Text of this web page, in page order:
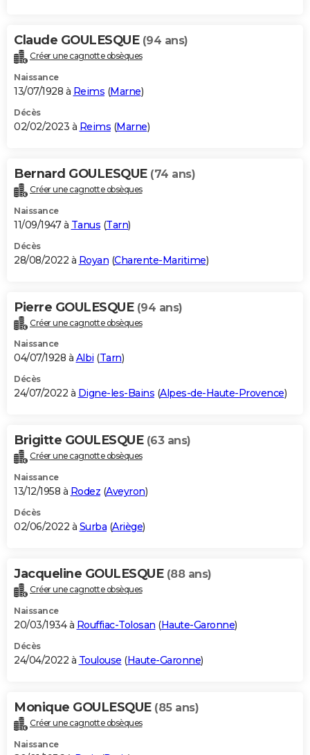
Claude GOULESQUE (94 ans)
Créer une cagnotte obsèques
Naissance
13/07/1928 à Reims (Marne)
Décès
02/02/2023 à Reims (Marne)
Bernard GOULESQUE (74 ans)
Créer une cagnotte obsèques
Naissance
11/09/1947 à Tanus (Tarn)
Décès
28/08/2022 à Royan (Charente-Maritime)
Pierre GOULESQUE (94 ans)
Créer une cagnotte obsèques
Naissance
04/07/1928 à Albi (Tarn)
Décès
24/07/2022 à Digne-les-Bains (Alpes-de-Haute-Provence)
Brigitte GOULESQUE (63 ans)
Créer une cagnotte obsèques
Naissance
13/12/1958 à Rodez (Aveyron)
Décès
02/06/2022 à Surba (Ariège)
Jacqueline GOULESQUE (88 ans)
Créer une cagnotte obsèques
Naissance
20/03/1934 à Rouffiac-Tolosan (Haute-Garonne)
Décès
24/04/2022 à Toulouse (Haute-Garonne)
Monique GOULESQUE (85 ans)
Créer une cagnotte obsèques
Naissance